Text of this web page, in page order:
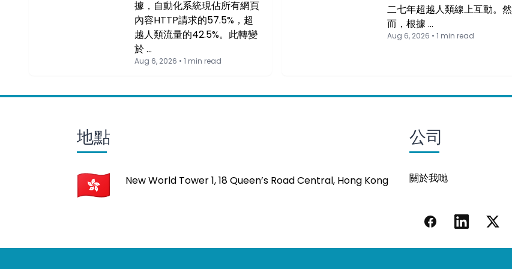
據，自動化系統現佔所有網頁
內容HTTP請求的57.5%，超
越人類流量的42.5%。此轉變
於 …
Aug 6, 2026 • 1 min read
二七年超越人類線上互動。然
而，根據 …
Aug 6, 2026 • 1 min read
地點
New World Tower 1, 18 Queen’s Road Central, Hong Kong
公司
關於我哋